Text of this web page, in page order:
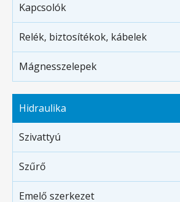
Kapcsolók
Relék, biztosítékok, kábelek
Mágnesszelepek
Hidraulika
Szivattyú
Szűrő
Emelő szerkezet